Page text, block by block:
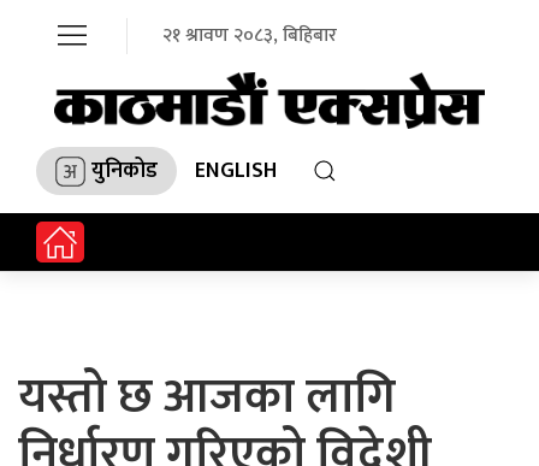
२१ श्रावण २०८३, बिहिबार
युनिकोड ENGLISH
यस्तो छ आजका लागि